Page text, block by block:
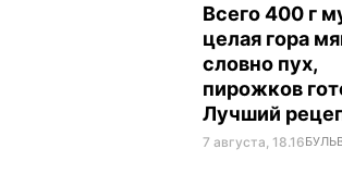
Всего 400 г
целая гора
словно пух,
пирожков
Лучший
7 августа, 18.16